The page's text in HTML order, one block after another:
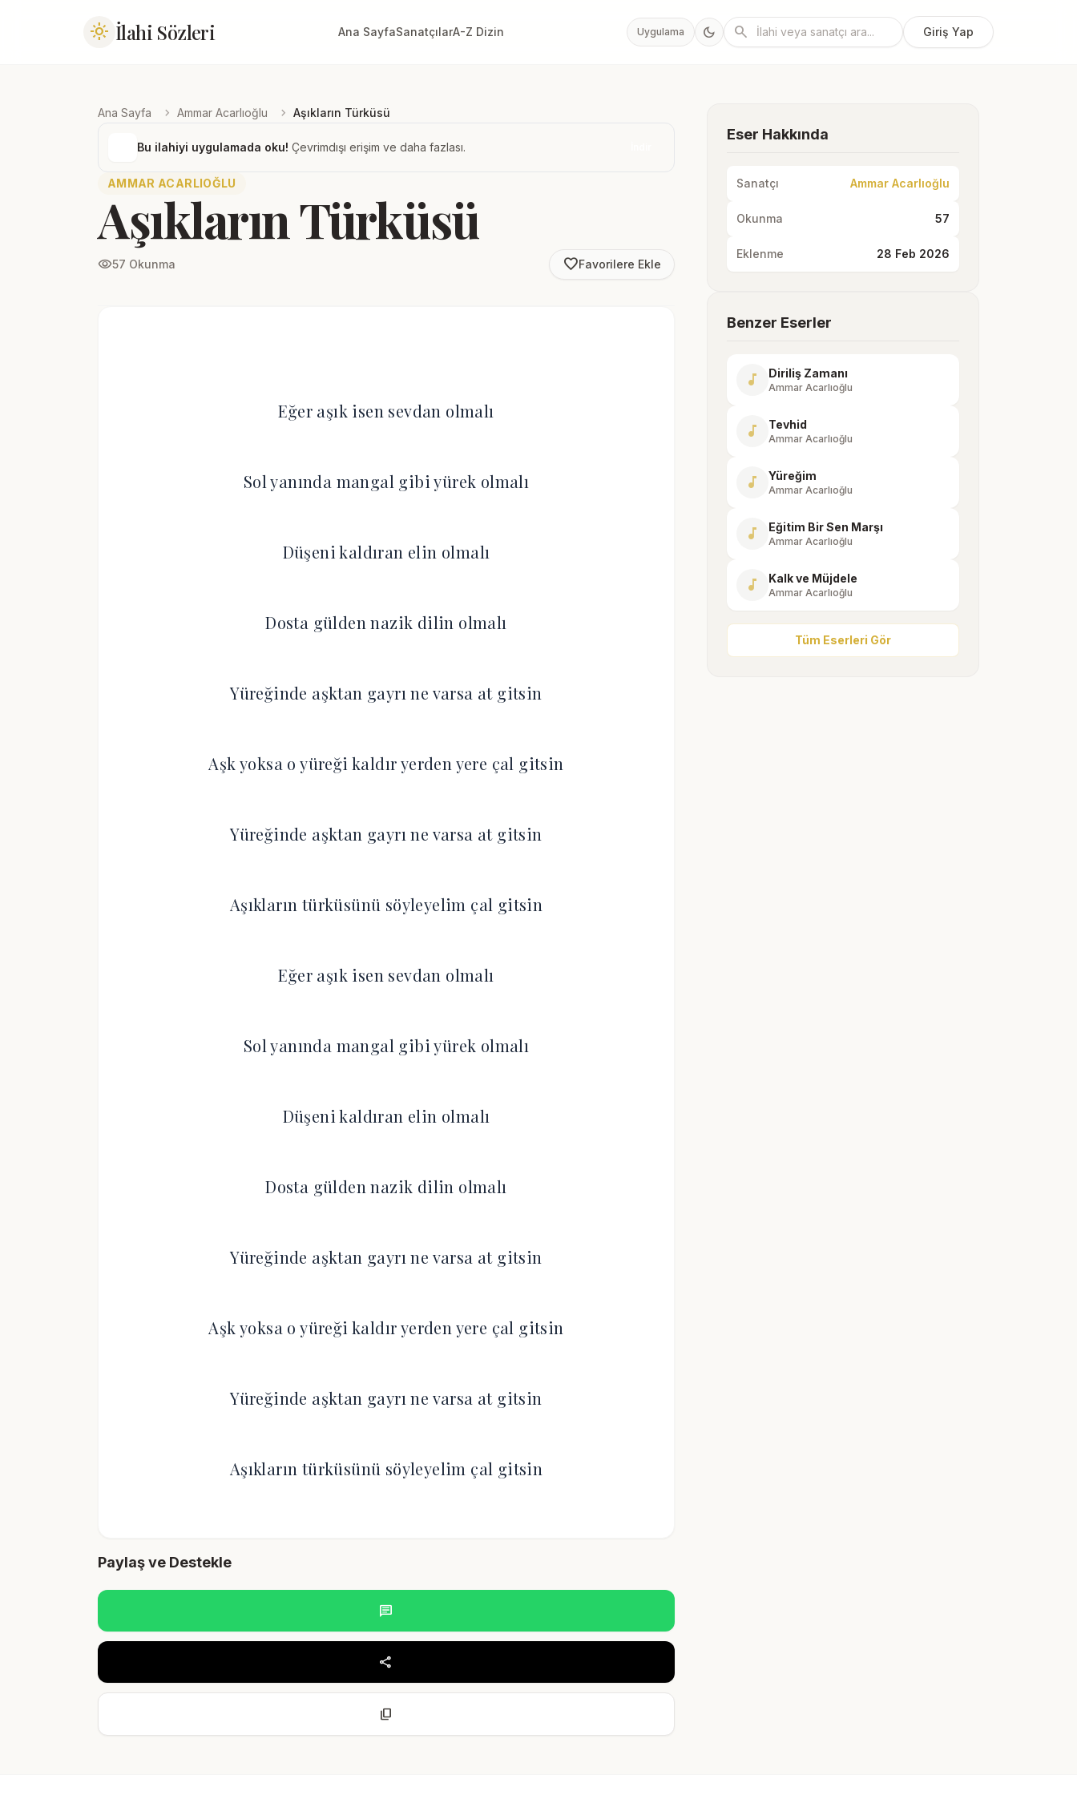
light_mode İlahi Sözleri Ana SayfaSanatçılarA-Z Dizin Uygulama dark_mode search Giriş Yap
Ana Sayfa chevron_right Ammar Acarlıoğlu chevron_right Aşıkların Türküsü
Bu ilahiyi uygulamada oku! Çevrimdışı erişim ve daha fazlası.
AMMAR ACARLIOĞLU
Aşıkların Türküsü
visibility57 Okunma favorite_borderFavorilere Ekle
Eğer aşık isen sevdan olmalı
Sol yanında mangal gibi yürek olmalı
Düşeni kaldıran elin olmalı
Dosta gülden nazik dilin olmalı
Yüreğinde aşktan gayrı ne varsa at gitsin
Aşk yoksa o yüreği kaldır yerden yere çal gitsin
Yüreğinde aşktan gayrı ne varsa at gitsin
Aşıkların türküsünü söyleyelim çal gitsin
Eğer aşık isen sevdan olmalı
Sol yanında mangal gibi yürek olmalı
Düşeni kaldıran elin olmalı
Dosta gülden nazik dilin olmalı
Yüreğinde aşktan gayrı ne varsa at gitsin
Aşk yoksa o yüreği kaldır yerden yere çal gitsin
Yüreğinde aşktan gayrı ne varsa at gitsin
Aşıkların türküsünü söyleyelim çal gitsin
Paylaş ve Destekle
chat
share
content_copy
Eser Hakkında
Sanatçı Ammar Acarlıoğlu
Okunma 57
Eklenme 28 Feb 2026
Benzer Eserler
music_note Diriliş Zamanı
Ammar Acarlıoğlu
music_note Tevhid
Ammar Acarlıoğlu
music_note Yüreğim
Ammar Acarlıoğlu
music_note Eğitim Bir Sen Marşı
Ammar Acarlıoğlu
music_note Kalk ve Müjdele
Ammar Acarlıoğlu
Tüm Eserleri Gör